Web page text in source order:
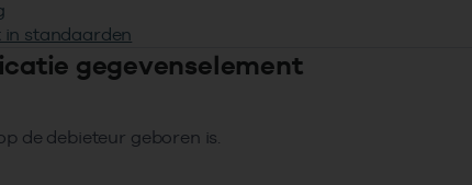
in standaarden
gegevenselement
de debieteur geboren is.